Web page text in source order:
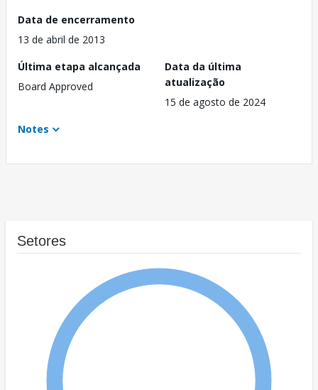
Data de encerramento
13 de abril de 2013
Última etapa alcançada
Board Approved
Data da última
atualização
15 de agosto de 2024
Notes
Setores